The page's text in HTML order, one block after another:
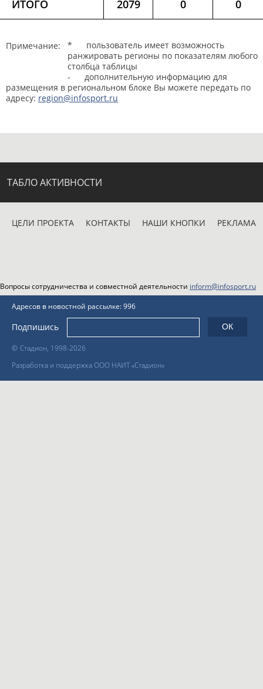
ИТОГО 2079 0 0
Примечание:
* пользователь имеет возможность
ранжировать регионы по показателям любого
столбца таблицы
- дополнительную информацию для
размещения в региональном блоке Вы можете передать по
адресу: region@infosport.ru
ТАБЛО АКТИВНОСТИ
ЦЕЛИ ПРОЕКТА КОНТАКТЫ НАШИ КНОПКИ РЕКЛАМА
Вопросы сотрудничества и совместной деятельности inform@infosport.ru
© Стадион, 1998-2026
Разработка и поддержка ООО НАИТ «Стадион»
Адресов в новостной рассылке: 996
Подпишись